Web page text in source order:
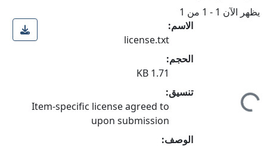
يظهر الآن 1 - 1 من 1
جاري التحميل...
الاسم:
license.txt
الحجم:
1.71 KB
تنسيق:
Item-specific license agreed to
upon submission
الوصف: